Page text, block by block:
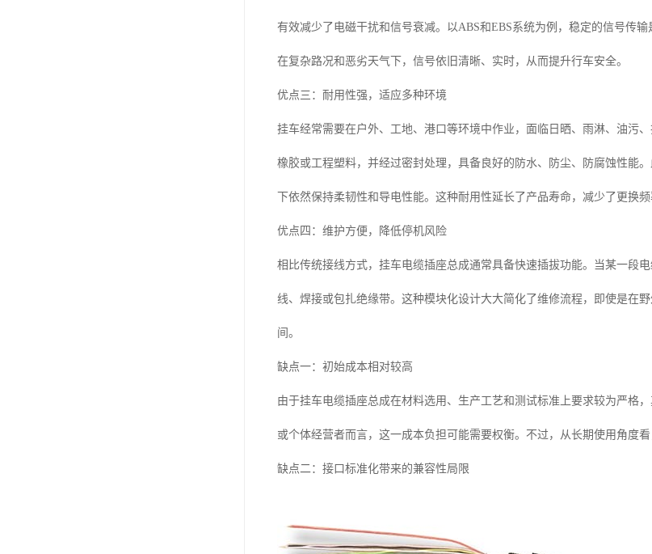
有效减少了电磁干扰和信号衰减。以ABS和EBS系统为例，稳定的信号传
在复杂路况和恶劣天气下，信号依旧清晰、实时，从而提升行车安全。
优点三：耐用性强，适应多种环境
挂车经常需要在户外、工地、港口等环境中作业，面临日晒、雨淋、油污
橡胶或工程塑料，并经过密封处理，具备良好的防水、防尘、防腐蚀性能
下依然保持柔韧性和导电性能。这种耐用性延长了产品寿命，减少了更换
优点四：维护方便，降低停机风险
相比传统接线方式，挂车电缆插座总成通常具备快速插拔功能。当某一段
线、焊接或包扎绝缘带。这种模块化设计大大简化了维修流程，即使是在
间。
缺点一：初始成本相对较高
由于挂车电缆插座总成在材料选用、生产工艺和测试标准上要求较为严格
或个体经营者而言，这一成本负担可能需要权衡。不过，从长期使用角度
缺点二：接口标准化带来的兼容性局限